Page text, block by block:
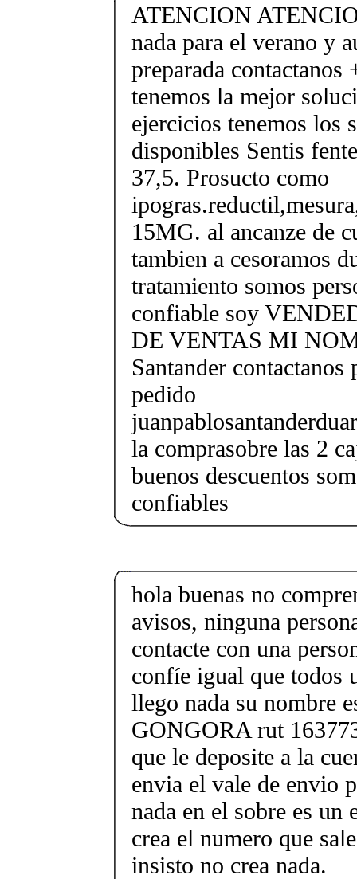
ATENCION
nada para el verano y
preparada contactanos
tenemos la mejor
ejercicios tenemos los
disponibles Sentis
37,5. Prosucto como
15MG. al ancanze de
tambien a cesoramos
tratamiento somos
confiable soy
DE VENTAS MI
Santander contactanos
pedido
la comprasobre las 2
buenos descuentos
confiables
hola buenas no
avisos, ninguna
contacte con una
confíe igual que todos
llego nada su nombre
GONGORA rut
que le deposite a la
envia el vale de envio
nada en el sobre es un
crea el numero que
insisto no crea nada.